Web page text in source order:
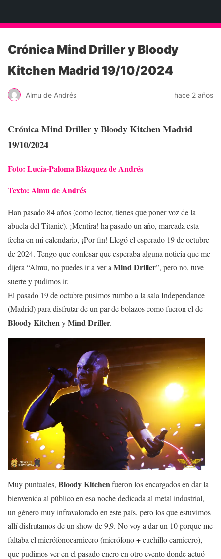
Crónica Mind Driller y Bloody
Kitchen Madrid 19/10/2024
Almu de Andrés hace 2 años
Crónica Mind Driller y Bloody Kitchen Madrid
19/10/2024
Foto: Lucía-Paloma Blázquez de Andrés
Texto: Almu de Andrés
Han pasado 84 años (como lector, tienes que poner voz de la
abuela del Titanic). ¡Mentira! ha pasado un año, marcada esta
fecha en mi calendario, ¡Por fin! Llegó el esperado 19 de octubre
de 2024. Tengo que confesar que esperaba alguna noticia que me
dijera “Almu, no puedes ir a ver aMind Driller”, pero no, tuve
suerte y pudimos ir.
El pasado 19 de octubre pusimos rumbo a la sala Independance
(Madrid) para disfrutar de un par de bolazos como fueron el de
Bloody KitchenyMind Driller.
Muy puntuales, Bloody Kitchenfueron los encargados en dar la
bienvenida al público en esa noche dedicada al metal industrial,
un género muy infravalorado en este país, pero los que estuvimos
allí disfrutamos de un show de 9,9. No voy a dar un 10 porque me
faltaba el micrófonocarnicero (micrófono + cuchillo carnicero),
que pudimos ver en el pasado enero en otro evento donde actuó